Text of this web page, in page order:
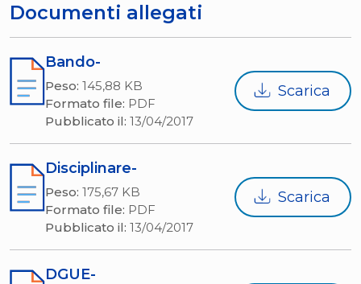
Documenti allegati
Bando-
Peso: 145,88 KB
Formato file: PDF
Pubblicato il: 13/04/2017
Scarica
Disciplinare-
Peso: 175,67 KB
Formato file: PDF
Pubblicato il: 13/04/2017
Scarica
DGUE-